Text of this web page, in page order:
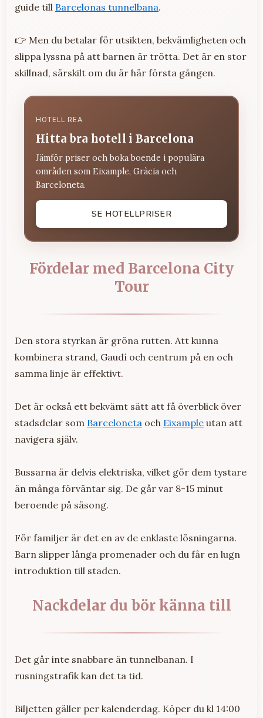
guide till Barcelonas tunnelbana.
👉 Men du betalar för utsikten, bekvämligheten och
slippa lyssna på att barnen är trötta. Det är en stor
skillnad, särskilt om du är här första gången.
HOTELL REA
Hitta bra hotell i Barcelona
Jämför priser och boka boende i populära
områden som Eixample, Gràcia och
Barceloneta.
SE HOTELLPRISER
Fördelar med Barcelona City
Tour
Den stora styrkan är gröna rutten. Att kunna
kombinera strand, Gaudí och centrum på en och
samma linje är effektivt.
Det är också ett bekvämt sätt att få överblick över
stadsdelar som Barceloneta och Eixample utan att
navigera själv.
Bussarna är delvis elektriska, vilket gör dem tystare
än många förväntar sig. De går var 8-15 minut
beroende på säsong.
För familjer är det en av de enklaste lösningarna.
Barn slipper långa promenader och du får en lugn
introduktion till staden.
Nackdelar du bör känna till
Det går inte snabbare än tunnelbanan. I
rusningstrafik kan det ta tid.
Biljetten gäller per kalenderdag. Köper du kl 14:00